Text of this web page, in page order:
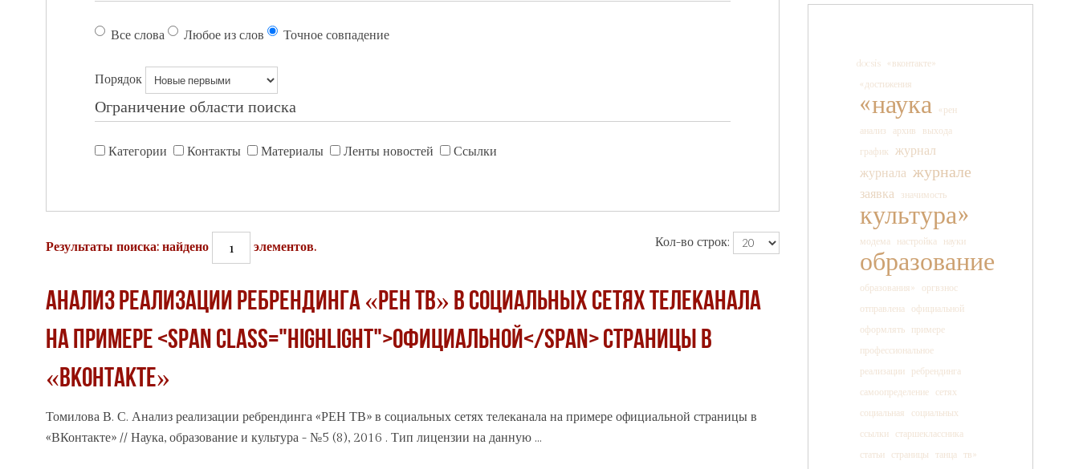
Все слова Любое из слов Точное совпадение
Порядок
Ограничение области поиска
Категории Контакты Материалы Ленты новостей Ссылки
Результаты поиска: найдено 1 элементов. Кол-во строк:
Анализ реализации ребрендинга «РЕН ТВ» в социальных сетях телеканала
на примере <span class="highlight">официальной</span> страницы в
«ВКонтакте»
Томилова В. С. Анализ реализации ребрендинга «РЕН ТВ» в социальных сетях телеканала на примере официальной страницы в
«ВКонтакте» // Наука, образование и культура - №5 (8), 2016 . Тип лицензии на данную ...
docsis
«вконтакте»
«достижения
«наука
«рен
анализ
архив
выхода
график
журнал
журнала журнале
заявка значимость
культура»
модема настройка науки
образование
образования»
оргвзнос
отправлена
официальной
оформлять
примере
профессиональное
реализации
ребрендинга
самоопределение
сетях
социальная
социальных
ссылки
старшеклассника
статьи
страницы танца тв»